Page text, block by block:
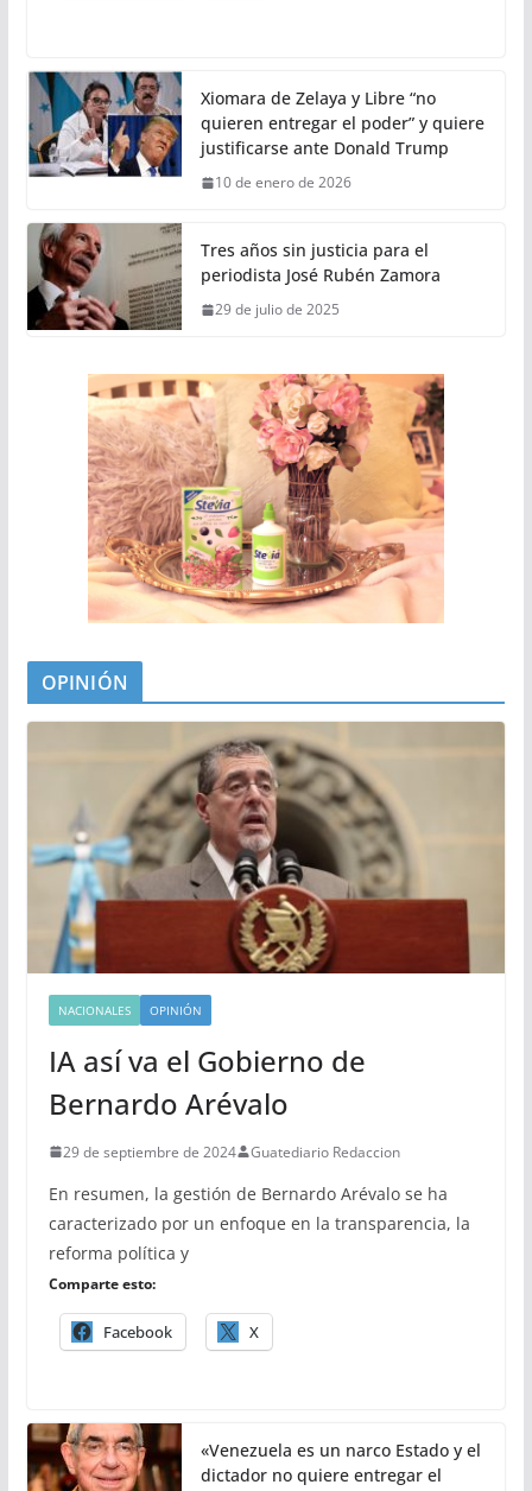
Xiomara de Zelaya y Libre “no
quieren entregar el poder” y quiere
justificarse ante Donald Trump
10 de enero de 2026
Tres años sin justicia para el
periodista José Rubén Zamora
29 de julio de 2025
OPINIÓN
NACIONALES OPINIÓN
IA así va el Gobierno de
Bernardo Arévalo
29 de septiembre de 2024 Guatediario Redaccion
En resumen, la gestión de Bernardo Arévalo se ha
caracterizado por un enfoque en la transparencia, la
reforma política y
Comparte esto:
Facebook X
«Venezuela es un narco Estado y el
dictador no quiere entregar el